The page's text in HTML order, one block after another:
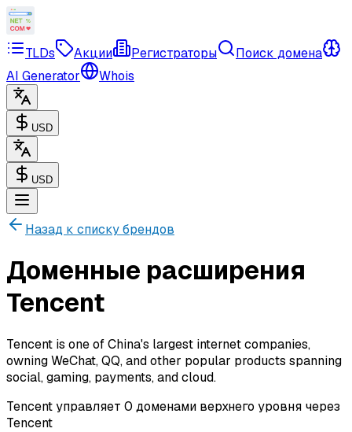
TLDs Акции Регистраторы
Поиск домена
AI Generator
Whois
USD
USD
Назад к списку брендов
Доменные расширения
Tencent
Tencent is one of China's largest internet companies,
owning WeChat, QQ, and other popular products spanning
social, gaming, payments, and cloud.
Tencent управляет 0 доменами верхнего уровня через
Tencent